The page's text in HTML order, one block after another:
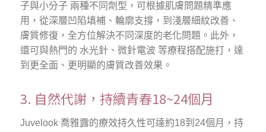
子與小分子 兩種不同劑型，可根據肌膚問題精準應
用，從深層凹陷填補、輪廓支撐，到淺層細紋改善、
膚質修復，全方位解決不同深度的老化問題。此外，
還可與熱門的 水光針、微針電波 等療程搭配施打，達
到更全面、更明顯的膚質改善效果。
3. 自然代謝，持續青春18~24個月
Juvelook 喬雅露的療效持久性可達約18到24個月，持